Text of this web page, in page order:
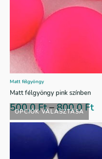
OPCIÓK VÁLASZTÁSA
Matt félgyöngy
Matt félgyöngy pink színben
500,0Ft–800,0Ft